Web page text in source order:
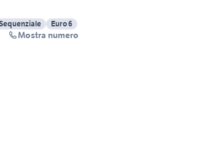
Euro 6
Mostra numero